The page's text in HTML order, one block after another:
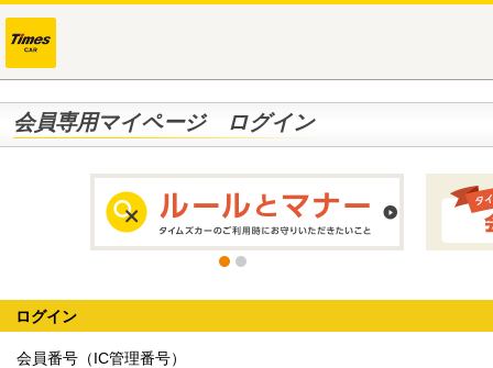
会員専用マイページ ログイン
ログイン
会員番号（IC管理番号）